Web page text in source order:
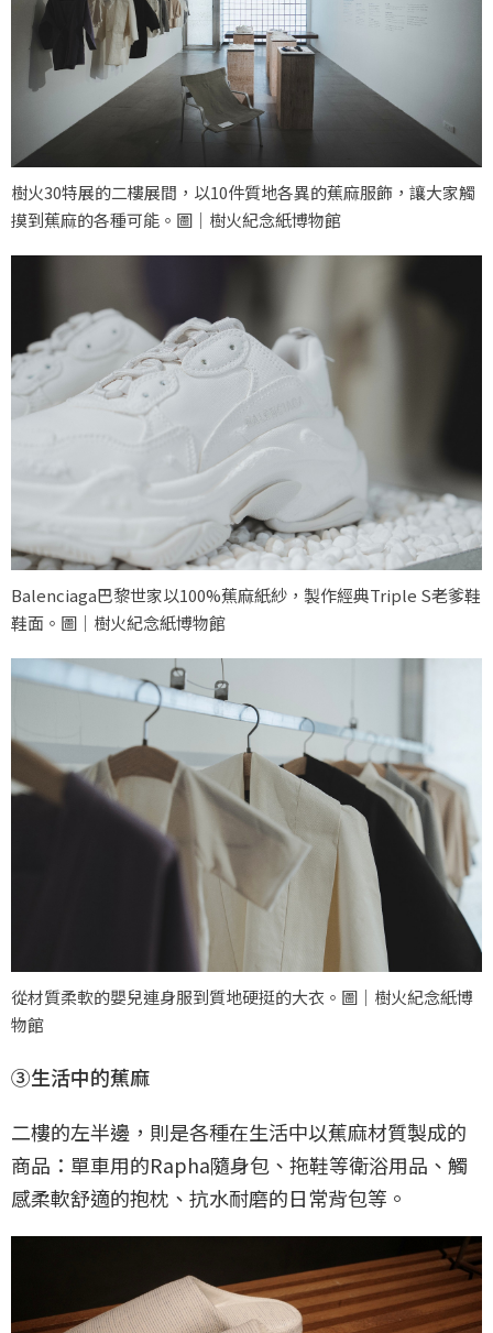
樹火30特展的二樓展間，以10件質地各異的蕉麻服飾，讓大家觸
摸到蕉麻的各種可能。圖｜樹火紀念紙博物館
Balenciaga巴黎世家以100%蕉麻紙紗，製作經典Triple S老爹鞋
鞋面。圖｜樹火紀念紙博物館
從材質柔軟的嬰兒連身服到質地硬挺的大衣。圖｜樹火紀念紙博
物館
③生活中的蕉麻
二樓的左半邊，則是各種在生活中以蕉麻材質製成的
商品：單車用的Rapha隨身包、拖鞋等衛浴用品、觸
感柔軟舒適的抱枕、抗水耐磨的日常背包等。